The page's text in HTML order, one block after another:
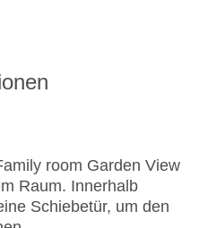
room Garden View
Raum. Innerhalb
Schiebetür, um den